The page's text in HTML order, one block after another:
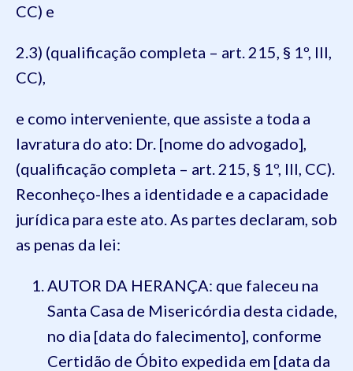
CC) e
2.3) (qualificação completa – art. 215, § 1º, III,
CC),
e como interveniente, que assiste a toda a
lavratura do ato: Dr. [nome do advogado],
(qualificação completa – art. 215, § 1º, III, CC).
Reconheço-lhes a identidade e a capacidade
jurídica para este ato. As partes declaram, sob
as penas da lei:
AUTOR DA HERANÇA: que faleceu na
Santa Casa de Misericórdia desta cidade,
no dia [data do falecimento], conforme
Certidão de Óbito expedida em [data da